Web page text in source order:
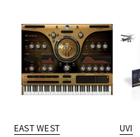
EAST WEST UVI